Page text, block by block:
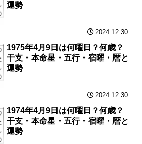
運勢
2024.12.30
1975年4月9日は何曜日？何歳？
干支・本命星・五行・宿曜・暦と
運勢
2024.12.30
1974年4月9日は何曜日？何歳？
干支・本命星・五行・宿曜・暦と
運勢